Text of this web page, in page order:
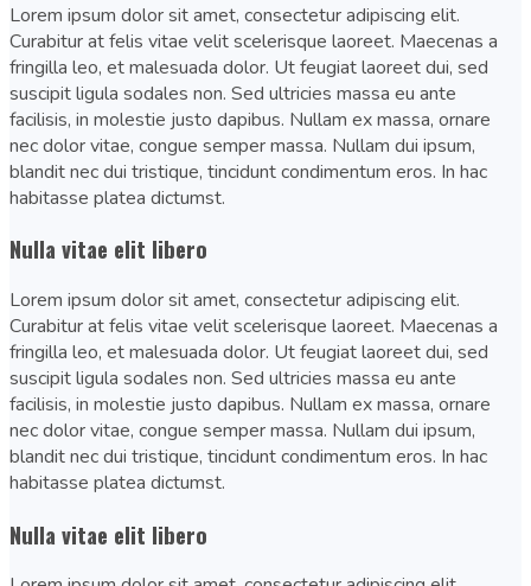
Lorem ipsum dolor sit amet, consectetur adipiscing elit.
Curabitur at felis vitae velit scelerisque laoreet. Maecenas a
fringilla leo, et malesuada dolor. Ut feugiat laoreet dui, sed
suscipit ligula sodales non. Sed ultricies massa eu ante
facilisis, in molestie justo dapibus. Nullam ex massa, ornare
nec dolor vitae, congue semper massa. Nullam dui ipsum,
blandit nec dui tristique, tincidunt condimentum eros. In hac
habitasse platea dictumst.
Nulla vitae elit libero
Lorem ipsum dolor sit amet, consectetur adipiscing elit.
Curabitur at felis vitae velit scelerisque laoreet. Maecenas a
fringilla leo, et malesuada dolor. Ut feugiat laoreet dui, sed
suscipit ligula sodales non. Sed ultricies massa eu ante
facilisis, in molestie justo dapibus. Nullam ex massa, ornare
nec dolor vitae, congue semper massa. Nullam dui ipsum,
blandit nec dui tristique, tincidunt condimentum eros. In hac
habitasse platea dictumst.
Nulla vitae elit libero